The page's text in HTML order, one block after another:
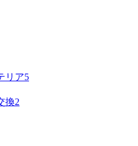
リア5
換2